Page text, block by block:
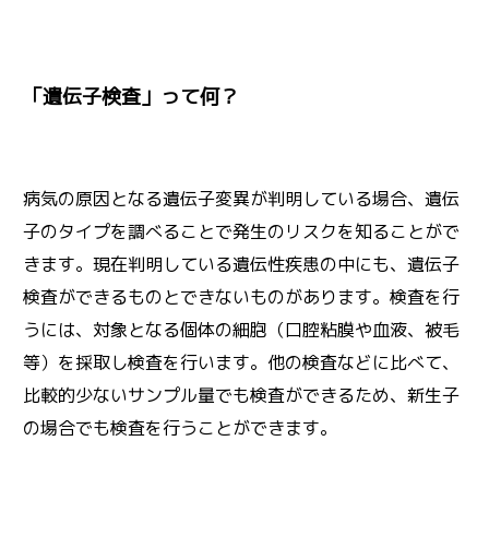
「遺伝子検査」って何？
病気の原因となる遺伝子変異が判明している場合、遺伝
子のタイプを調べることで発生のリスクを知ることがで
きます。現在判明している遺伝性疾患の中にも、遺伝子
検査ができるものとできないものがあります。検査を行
うには、対象となる個体の細胞（口腔粘膜や血液、被毛
等）を採取し検査を行います。他の検査などに比べて、
比較的少ないサンプル量でも検査ができるため、新生子
の場合でも検査を行うことができます。